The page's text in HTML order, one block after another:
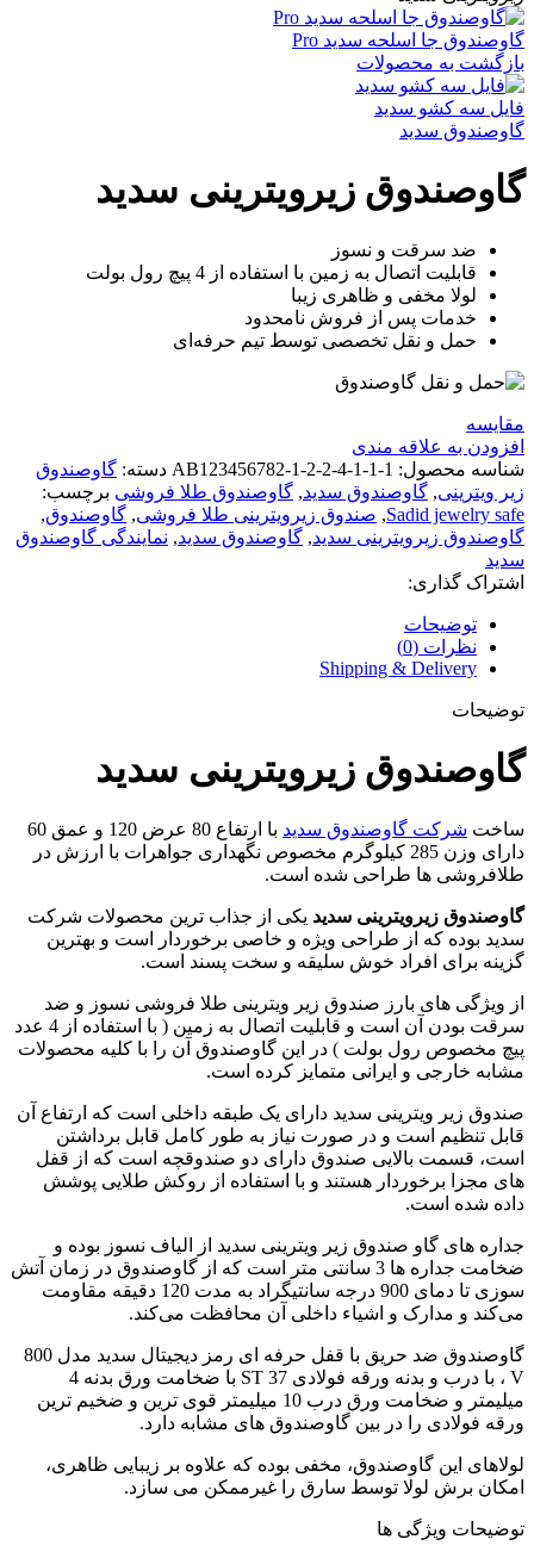
گاوصندوق جا اسلحه سدید Pro
بازگشت به محصولات
فایل سه کشو سدید
گاوصندوق سدید
گاوصندوق زیرویترینی سدید
ضد سرقت و نسوز
قابلیت اتصال به زمین با استفاده از 4 پیچ رول بولت
لولا مخفی و ظاهری زیبا
خدمات پس از فروش نامحدود
حمل و نقل تخصصی توسط تیم حرفه‌ای
مقايسه
افزودن به علاقه مندی
شناسه محصول: AB123456782-1-2-2-4-1-1-1 دسته: گاوصندوق
زیر ویترینی, گاوصندوق سدید, گاوصندوق طلا فروشی برچسب:
Sadid jewelry safe
, صندوق زیرویترینی طلا فروشی, گاوصندوق,
گاوصندوق زیرویترینی سدید, گاوصندوق سدید, نمایندگی گاوصندوق
سدید
اشتراک گذاری:
توضیحات
نظرات (0)
Shipping & Delivery
توضیحات
گاوصندوق زیرویترینی سدید
ساخت شرکت گاوصندوق سدید
با ارتفاع 80 عرض 120 و عمق 60
دارای وزن 285 کیلوگرم مخصوص نگهداری جواهرات با ارزش در
طلافروشی ها طراحی شده است.
گاوصندوق زیرویترینی سدید یکی از جذاب ترین محصولات شرکت
سدید بوده که از طراحی ویژه و خاصی برخوردار است و بهترین
گزینه برای افراد خوش سلیقه و سخت پسند است.
از ویژگی های بارز صندوق زیر ویترینی طلا فروشی نسوز و ضد
سرقت بودن آن است و قابلیت اتصال به زمین ( با استفاده از 4 عدد
پیچ مخصوص رول بولت ) در این گاوصندوق آن را با کلیه محصولات
مشابه خارجی و ایرانی متمایز کرده است.
صندوق زیر ویترینی سدید دارای یک طبقه داخلی است که ارتفاع آن
قابل تنظیم است و در صورت نیاز به طور کامل قابل برداشتن
است، قسمت بالایی صندوق دارای دو صندوقچه است که از قفل
های مجزا برخوردار هستند و با استفاده از روکش طلایی پوشش
داده شده است.
جداره های گاو صندوق زیر ویترینی سدید از الیاف نسوز بوده و
ضخامت جداره ها 3 سانتی متر است که از گاوصندوق در زمان آتش
سوزی تا دمای 900 درجه سانتیگراد به مدت 120 دقیقه مقاومت
می‌کند و مدارک و اشیاء داخلی آن محافظت می‌کند.
گاوصندوق ضد حریق با قفل حرفه ای رمز دیجیتال سدید مدل 800
V ، با درب و بدنه ورقه فولادی ST 37 با ضخامت ورق بدنه 4
میلیمتر و ضخامت ورق درب 10 میلیمتر قوی ترین و ضخیم ترین
ورقه فولادی را در بین گاوصندوق های مشابه دارد.
لولاهای این گاوصندوق، مخفی بوده که علاوه بر زیبایی ظاهری،
امکان برش لولا توسط سارق را غیرممکن می سازد.
توضیحات ویژگی ها